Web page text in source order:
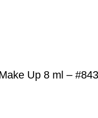
Up 8 ml – #843